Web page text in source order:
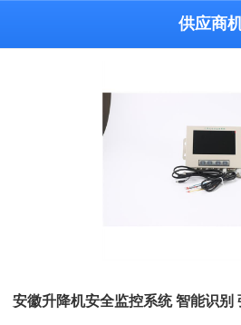
供应商
安徽升降机安全监控系统 智能识别